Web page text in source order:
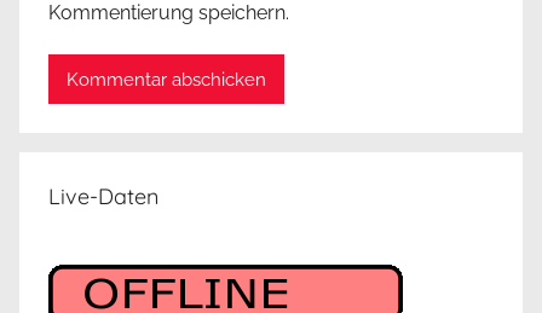
Kommentierung speichern.
Live-Daten